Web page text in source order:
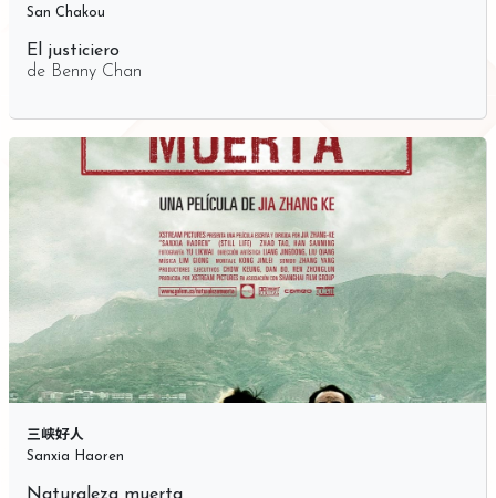
San Chakou
El justiciero
de Benny Chan
三峡好人
Sanxia Haoren